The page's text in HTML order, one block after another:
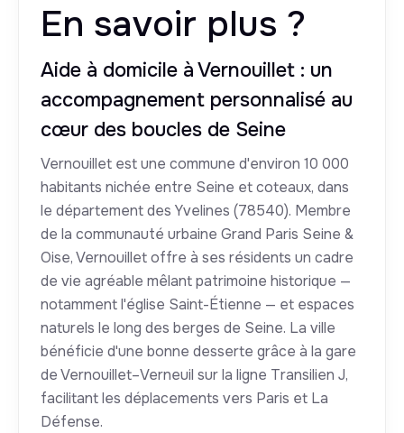
En savoir plus ?
Aide à domicile à Vernouillet : un
accompagnement personnalisé au
cœur des boucles de Seine
Vernouillet est une commune d'environ 10 000
habitants nichée entre Seine et coteaux, dans
le département des Yvelines (78540). Membre
de la communauté urbaine Grand Paris Seine &
Oise, Vernouillet offre à ses résidents un cadre
de vie agréable mêlant patrimoine historique —
notamment l'église Saint-Étienne — et espaces
naturels le long des berges de Seine. La ville
bénéficie d'une bonne desserte grâce à la gare
de Vernouillet–Verneuil sur la ligne Transilien J,
facilitant les déplacements vers Paris et La
Défense.